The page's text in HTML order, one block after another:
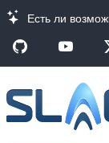
Есть ли